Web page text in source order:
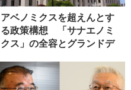
アベノミクスを超えんとす
る政策構想 「サナエノミ
クス」の全容とグランドデ